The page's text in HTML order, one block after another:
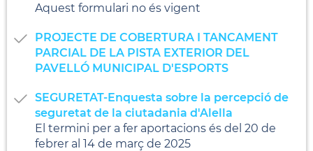
Aquest formulari no és vigent
PROJECTE DE COBERTURA I TANCAMENT
PARCIAL DE LA PISTA EXTERIOR DEL
PAVELLÓ MUNICIPAL D'ESPORTS
SEGURETAT-Enquesta sobre la percepció de
seguretat de la ciutadania d'Alella
El termini per a fer aportacions és del 20 de
febrer al 14 de març de 2025